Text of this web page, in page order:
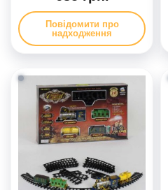
Повідомити про
надходження